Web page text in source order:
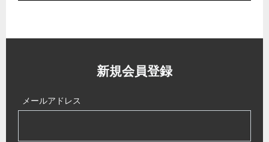
新規会員登録
メールアドレス